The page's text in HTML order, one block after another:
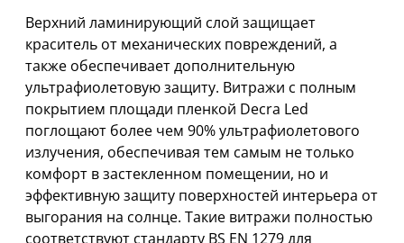
Верхний ламинирующий слой защищает
краситель от механических повреждений, а
также обеспечивает дополнительную
ультрафиолетовую защиту. Витражи с полным
покрытием площади пленкой Decra Led
поглощают более чем 90% ультрафиолетового
излучения, обеспечивая тем самым не только
комфорт в застекленном помещении, но и
эффективную защиту поверхностей интерьера от
выгорания на солнце. Такие витражи полностью
соответствуют стандарту BS EN 1279 для